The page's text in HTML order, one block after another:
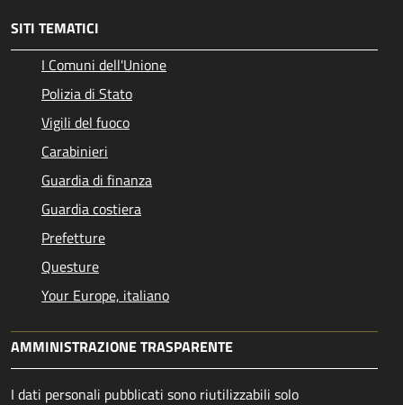
SITI TEMATICI
I Comuni dell'Unione
Polizia di Stato
Vigili del fuoco
Carabinieri
Guardia di finanza
Guardia costiera
Prefetture
Questure
Your Europe, italiano
AMMINISTRAZIONE TRASPARENTE
I dati personali pubblicati sono riutilizzabili solo